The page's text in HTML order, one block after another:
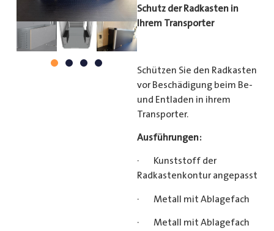
Schutz der Radkasten in
Ihrem Transporter
Schützen Sie den Radkasten
vor Beschädigung beim Be-
und Entladen in ihrem
Transporter.
Ausführungen:
· Kunststoff der
Radkastenkontur angepasst
· Metall mit Ablagefach
· Metall mit Ablagefach